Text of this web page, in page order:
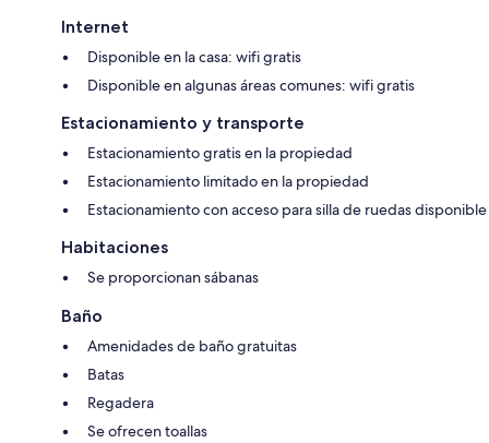
Internet
Disponible en la casa: wifi gratis
Disponible en algunas áreas comunes: wifi gratis
Estacionamiento y transporte
Estacionamiento gratis en la propiedad
Estacionamiento limitado en la propiedad
Estacionamiento con acceso para silla de ruedas disponible
Habitaciones
Se proporcionan sábanas
Baño
Amenidades de baño gratuitas
Batas
Regadera
Se ofrecen toallas